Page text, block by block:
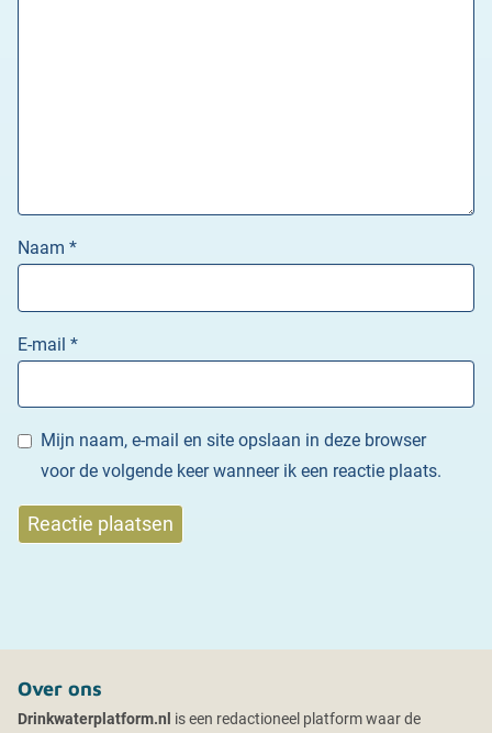
Naam *
E-mail *
Mijn naam, e-mail en site opslaan in deze browser
voor de volgende keer wanneer ik een reactie plaats.
Over ons
Drinkwaterplatform.nl is een redactioneel platform waar de